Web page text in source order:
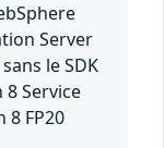
Server
le SDK
8 Service
8 FP20